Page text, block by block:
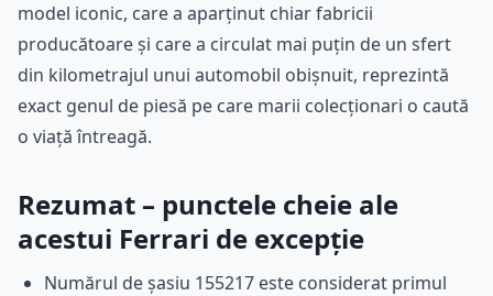
model iconic, care a aparținut chiar fabricii
producătoare și care a circulat mai puțin de un sfert
din kilometrajul unui automobil obișnuit, reprezintă
exact genul de piesă pe care marii colecționari o caută
o viață întreagă.
Rezumat – punctele cheie ale
acestui Ferrari de excepție
Numărul de șasiu 155217 este considerat primul